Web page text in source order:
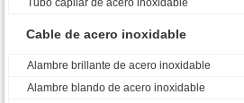
Tubo capilar de acero inoxidable
Cable de acero inoxidable
Alambre brillante de acero inoxidable
Alambre blando de acero inoxidable